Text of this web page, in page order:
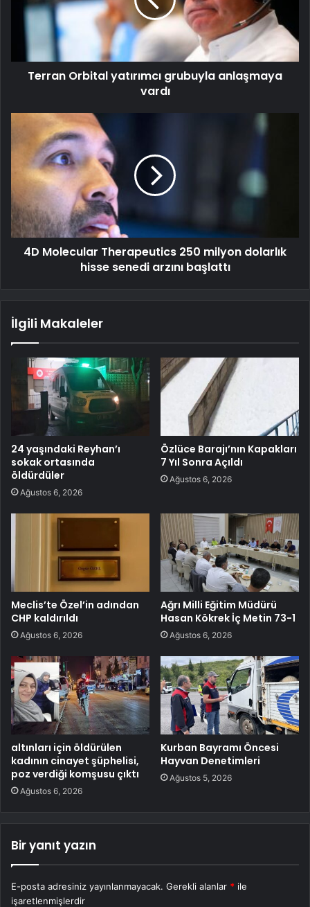
Terran Orbital yatırımcı grubuyla anlaşmaya
vardı
4D Molecular Therapeutics 250 milyon dolarlık
hisse senedi arzını başlattı
İlgili Makaleler
24 yaşındaki Reyhan’ı
sokak ortasında
öldürdüler
Ağustos 6, 2026
Özlüce Barajı’nın Kapakları
7 Yıl Sonra Açıldı
Ağustos 6, 2026
Meclis’te Özel’in adından
CHP kaldırıldı
Ağustos 6, 2026
Ağrı Milli Eğitim Müdürü
Hasan Kökrek İç Metin 73-1
Ağustos 6, 2026
altınları için öldürülen
kadının cinayet şüphelisi,
poz verdiği komşusu çıktı
Ağustos 6, 2026
Kurban Bayramı Öncesi
Hayvan Denetimleri
Ağustos 5, 2026
Bir yanıt yazın
E-posta adresiniz yayınlanmayacak. Gerekli alanlar * ile
işaretlenmişlerdir